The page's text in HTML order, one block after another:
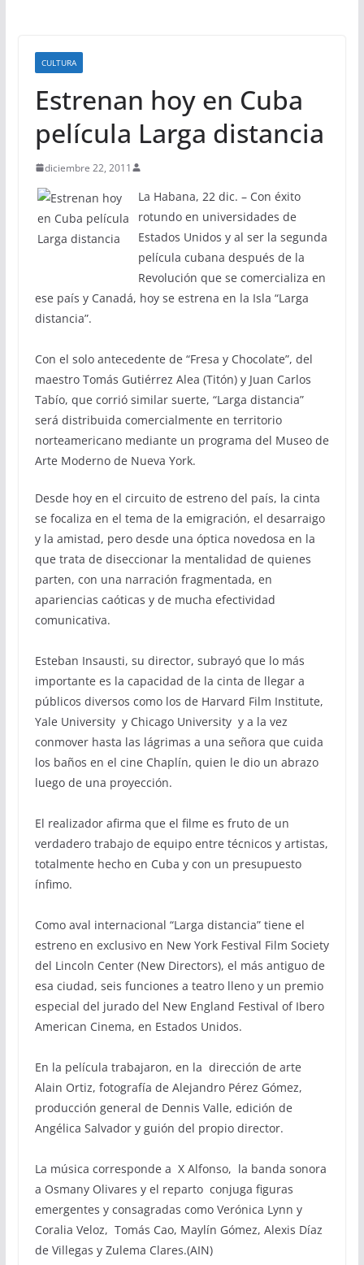
CULTURA
Estrenan hoy en Cuba
película Larga distancia
diciembre 22, 2011
La Habana, 22 dic. – Con éxito
rotundo en universidades de
Estados Unidos y al ser la segunda
película cubana después de la
Revolución que se comercializa en
ese país y Canadá, hoy se estrena en la Isla “Larga
distancia”.
Con el solo antecedente de “Fresa y Chocolate”, del
maestro Tomás Gutiérrez Alea (Titón) y Juan Carlos
Tabío, que corrió similar suerte, “Larga distancia”
será distribuida comercialmente en territorio
norteamericano mediante un programa del Museo de
Arte Moderno de Nueva York.
Desde hoy en el circuito de estreno del país, la cinta
se focaliza en el tema de la emigración, el desarraigo
y la amistad, pero desde una óptica novedosa en la
que trata de diseccionar la mentalidad de quienes
parten, con una narración fragmentada, en
apariencias caóticas y de mucha efectividad
comunicativa.
Esteban Insausti, su director, subrayó que lo más
importante es la capacidad de la cinta de llegar a
públicos diversos como los de Harvard Film Institute,
Yale University y Chicago University y a la vez
conmover hasta las lágrimas a una señora que cuida
los baños en el cine Chaplín, quien le dio un abrazo
luego de una proyección.
El realizador afirma que el filme es fruto de un
verdadero trabajo de equipo entre técnicos y artistas,
totalmente hecho en Cuba y con un presupuesto
ínfimo.
Como aval internacional “Larga distancia” tiene el
estreno en exclusivo en New York Festival Film Society
del Lincoln Center (New Directors), el más antiguo de
esa ciudad, seis funciones a teatro lleno y un premio
especial del jurado del New England Festival of Ibero
American Cinema, en Estados Unidos.
En la película trabajaron, en la dirección de arte
Alain Ortiz, fotografía de Alejandro Pérez Gómez,
producción general de Dennis Valle, edición de
Angélica Salvador y guión del propio director.
La música corresponde a X Alfonso, la banda sonora
a Osmany Olivares y el reparto conjuga figuras
emergentes y consagradas como Verónica Lynn y
Coralia Veloz, Tomás Cao, Maylín Gómez, Alexis Díaz
de Villegas y Zulema Clares.(AIN)